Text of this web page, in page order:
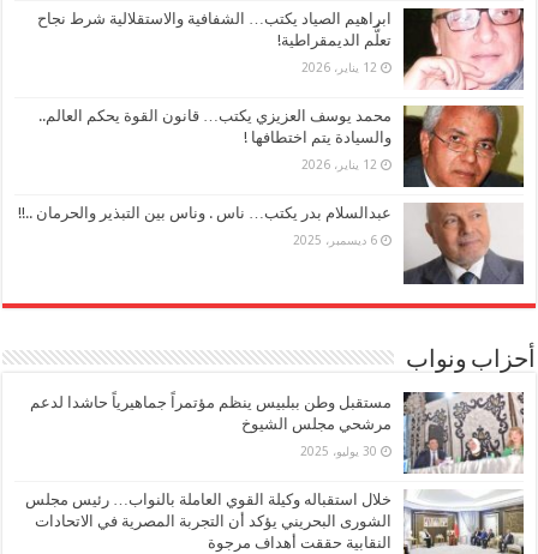
ابراهيم الصياد يكتب… الشفافية والاستقلالية شرط نجاح
تعلُّم الديمقراطية!
12 يناير، 2026
محمد يوسف العزيزي يكتب… قانون القوة يحكم العالم..
والسيادة يتم اختطافها !
12 يناير، 2026
عبدالسلام بدر يكتب… ناس . وناس بين التبذير والحرمان ..!!
6 ديسمبر، 2025
أحزاب ونواب
مستقبل وطن ببلبيس ينظم مؤتمراً جماهيرياً حاشدا لدعم
مرشحي مجلس الشيوخ
30 يوليو، 2025
خلال استقباله وكيلة القوي العاملة بالنواب… رئيس مجلس
الشورى البحريني يؤكد أن التجربة المصرية في الاتحادات
النقابية حققت أهداف مرجوة